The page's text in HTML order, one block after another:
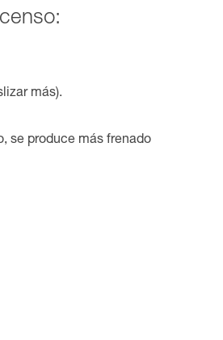
más).
se produce más frenado